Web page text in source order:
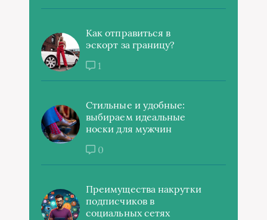
Как отправиться в
эскорт за границу?
1
Стильные и удобные:
выбираем идеальные
носки для мужчин
0
Преимущества накрутки
подписчиков в
социальных сетях